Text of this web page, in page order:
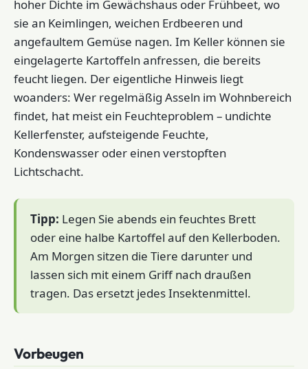
hoher Dichte im Gewächshaus oder Frühbeet, wo
sie an Keimlingen, weichen Erdbeeren und
angefaultem Gemüse nagen. Im Keller können sie
eingelagerte Kartoffeln anfressen, die bereits
feucht liegen. Der eigentliche Hinweis liegt
woanders: Wer regelmäßig Asseln im Wohnbereich
findet, hat meist ein Feuchteproblem – undichte
Kellerfenster, aufsteigende Feuchte,
Kondenswasser oder einen verstopften
Lichtschacht.
Tipp: Legen Sie abends ein feuchtes Brett
oder eine halbe Kartoffel auf den Kellerboden.
Am Morgen sitzen die Tiere darunter und
lassen sich mit einem Griff nach draußen
tragen. Das ersetzt jedes Insektenmittel.
Vorbeugen